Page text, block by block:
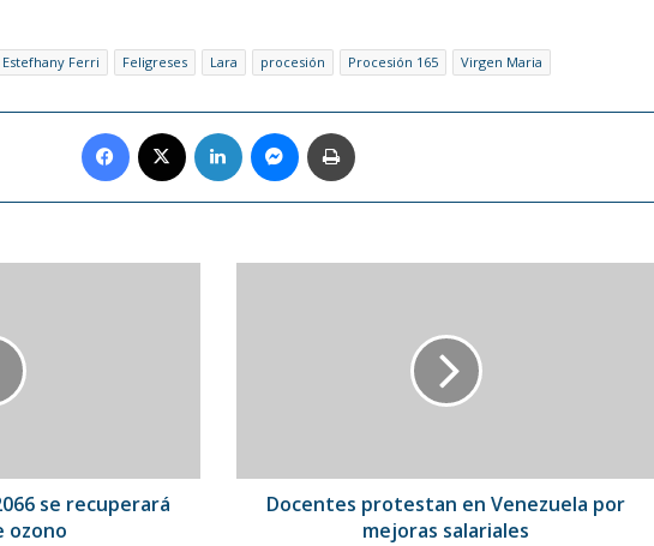
Estefhany Ferri Feligreses Lara procesión Procesión 165 Virgen Maria
Facebook LinkedIn Messenger
se recuperará
ozono
Docentes protestan en Venezuela por
mejoras salariales